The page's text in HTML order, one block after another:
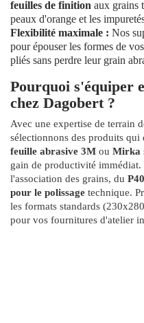
feuilles de finition aux grains
peaux d'orange et les
Flexibilité maximale : Nos
pour épouser les formes de
pliés sans perdre leur grain
Pourquoi s'équiper
chez Dagobert ?
Avec une expertise de terrain
sélectionnons des produits
feuille abrasive 3M ou Mirka
gain de productivité
l'association des grains, du
pour le polissage technique.
les formats standards
pour vos fournitures d'atelier